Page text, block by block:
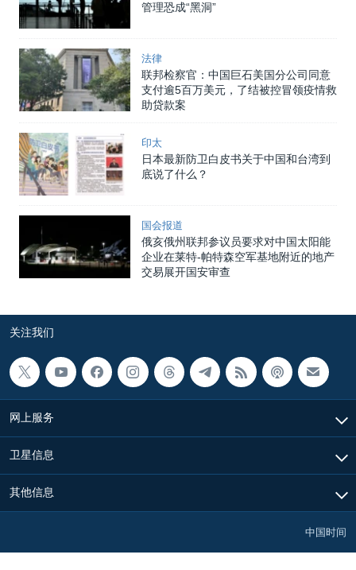
管理恐成“黑洞”
法律
联邦检察官：中国巨石美国分公司同意
支付逾5百万美元，了结被控冒领疫情救
助贷款案
印太
日本最新防卫白皮书关于中国和台湾到
底说了什么？
国会报道
俄亥俄州联邦参议员要求对中国太阳能
企业在莱特-帕特森空军基地附近的地产
交易展开国安审查
关注我们
网上服务
卫星信息
其他信息
中国时间